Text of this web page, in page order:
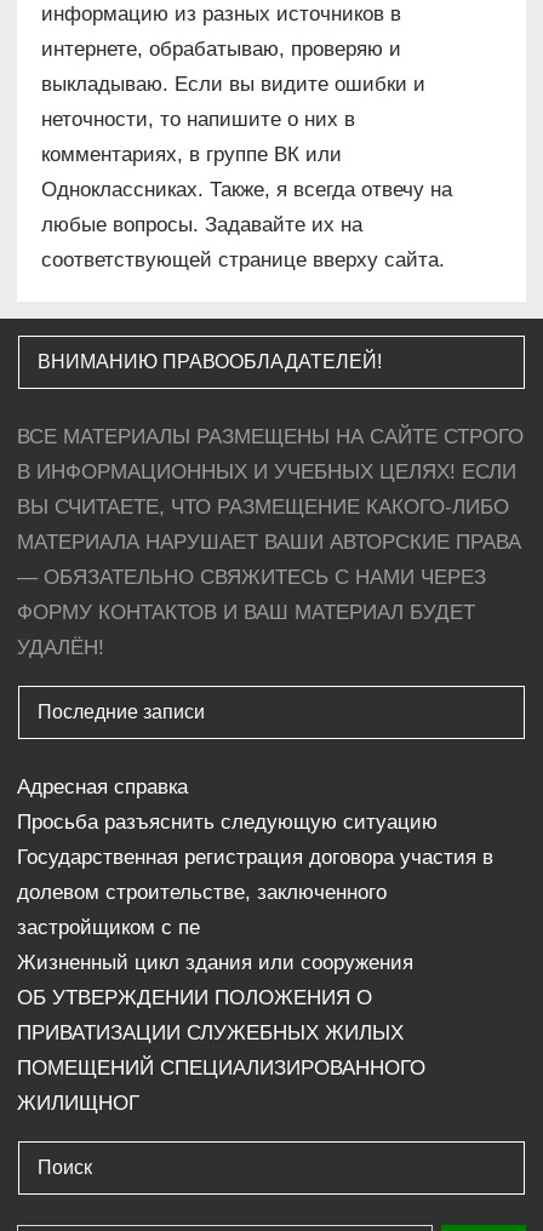
информацию из разных источников в
интернете, обрабатываю, проверяю и
выкладываю. Если вы видите ошибки и
неточности, то напишите о них в
комментариях, в группе ВК или
Одноклассниках. Также, я всегда отвечу на
любые вопросы. Задавайте их на
соответствующей странице вверху сайта.
ВНИМАНИЮ ПРАВООБЛАДАТЕЛЕЙ!
ВСЕ МАТЕРИАЛЫ РАЗМЕЩЕНЫ НА САЙТЕ СТРОГО
В ИНФОРМАЦИОННЫХ И УЧЕБНЫХ ЦЕЛЯХ! ЕСЛИ
ВЫ СЧИТАЕТЕ, ЧТО РАЗМЕЩЕНИЕ КАКОГО-ЛИБО
МАТЕРИАЛА НАРУШАЕТ ВАШИ АВТОРСКИЕ ПРАВА
— ОБЯЗАТЕЛЬНО СВЯЖИТЕСЬ С НАМИ ЧЕРЕЗ
ФОРМУ КОНТАКТОВ И ВАШ МАТЕРИАЛ БУДЕТ
УДАЛЁН!
Последние записи
Адресная справка
Просьба разъяснить следующую ситуацию
Государственная регистрация договора участия в
долевом строительстве, заключенного
застройщиком с пе
Жизненный цикл здания или сооружения
ОБ УТВЕРЖДЕНИИ ПОЛОЖЕНИЯ О
ПРИВАТИЗАЦИИ СЛУЖЕБНЫХ ЖИЛЫХ
ПОМЕЩЕНИЙ СПЕЦИАЛИЗИРОВАННОГО
ЖИЛИЩНОГ
Поиск